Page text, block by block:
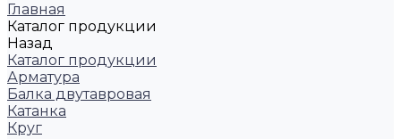
Главная
Каталог продукции
Назад
Каталог продукции
Арматура
Балка двутавровая
Катанка
Круг